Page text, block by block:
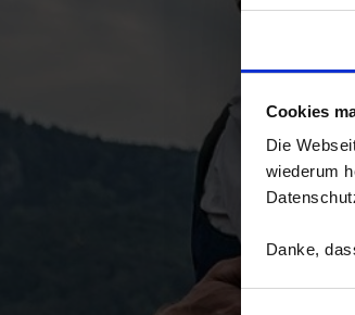
Cookies
Die
wiederum
Danke,